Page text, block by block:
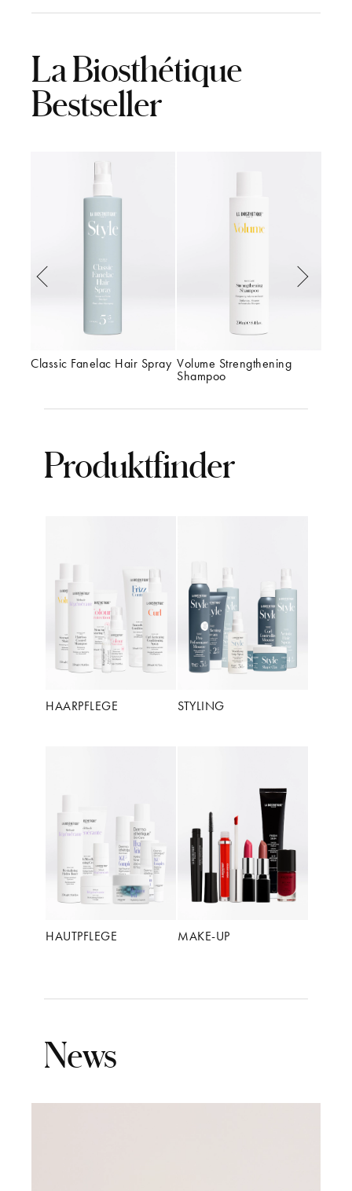
La Biosthétique
Bestseller
Classic Fanelac Hair Spray Volume Strengthening
Shampoo
Produktfinder
HAARPFLEGE STYLING
HAUTPFLEGE MAKE-UP
News